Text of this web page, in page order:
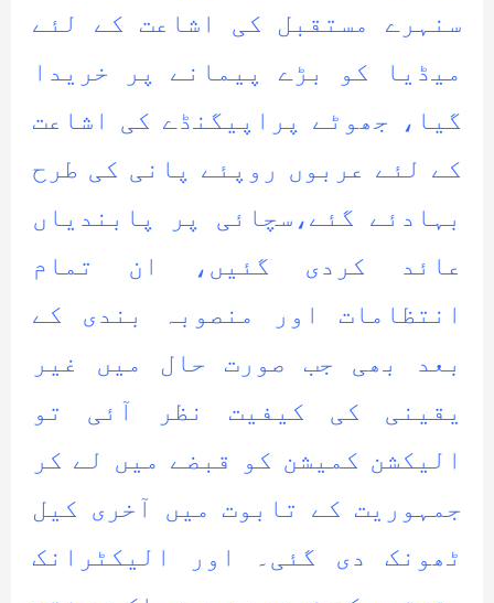
سنہرے مستقبل کی اشاعت کے لئے
میڈیا کو بڑے پیمانے پر خریدا
گیا، جھوٹے پراپیگنڈے کی اشاعت
کے لئے عربوں روپئے پانی کی طرح
بہادئے گئے،سچائی پر پابندیاں
عائد کردی گئیں، ان تمام
انتظامات اور منصوبہ بندی کے
بعد بھی جب صورت حال میں غیر
یقینی کی کیفیت نظر آئی تو
الیکشن کمیشن کو قبضے میں لے کر
جمہوریت کے تابوت میں آخری کیل
ٹھونک دی گئی۔ اور الیکٹرانک